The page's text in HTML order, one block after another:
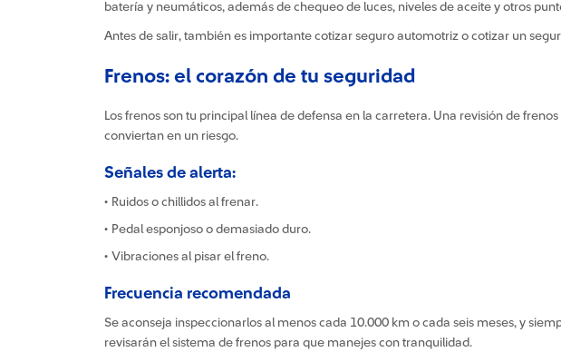
batería y neumáticos, además de chequeo de luces, niveles de aceite y otros
Antes de salir, también es importante cotizar seguro automotriz o cotizar un
Frenos: el corazón de tu seguridad
Los frenos son tu principal línea de defensa en la carretera. Una revisión de
conviertan en un riesgo.
Señales de alerta:
• Ruidos o chillidos al frenar.
• Pedal esponjoso o demasiado duro.
• Vibraciones al pisar el freno.
Frecuencia recomendada
Se aconseja inspeccionarlos al menos cada 10.000 km o cada seis meses, y
revisarán el sistema de frenos para que manejes con tranquilidad.